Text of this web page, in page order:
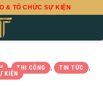
& TỔ CHỨC SỰ KIỆN
, THI CÔNG , TIN TỨC ,
KIỆN